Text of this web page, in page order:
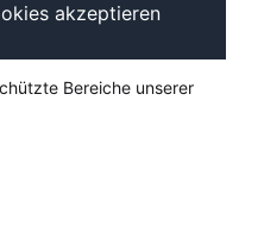
akzeptieren
Bereiche unserer